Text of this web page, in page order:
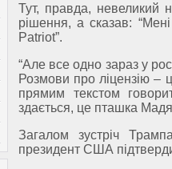
Тут, правда, невеликий
рішення, а сказав:
Patriot”.
“Але все одно зараз у
Розмови про ліцензію –
прямим текстом
здається, це пташка
Загалом зустріч
президент США